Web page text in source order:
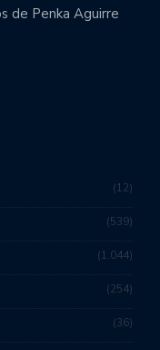
de Penka Aguirre
12
539
1.044
254
36